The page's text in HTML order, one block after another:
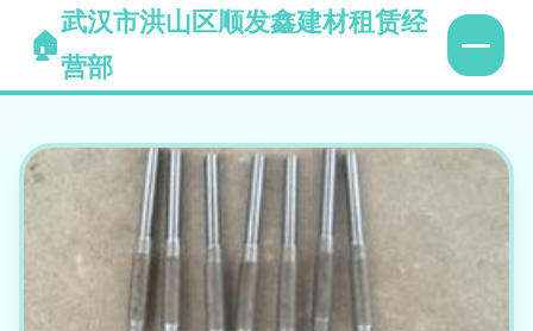
武汉市洪山区顺发鑫建材租赁经
营部